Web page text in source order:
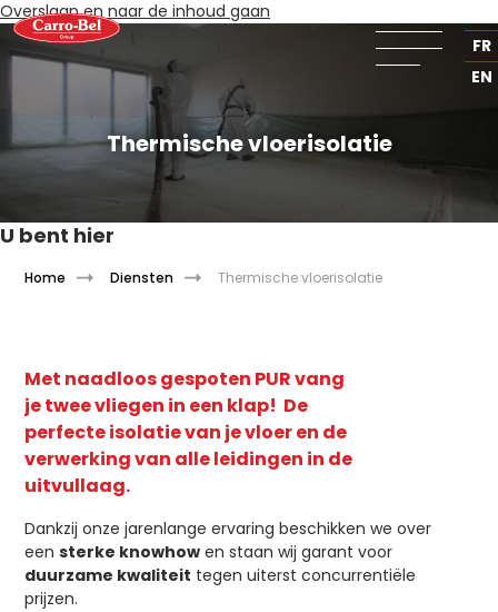
FR
EN
Overslaan en naar de inhoud gaan
Thermische vloerisolatie
U bent hier
Home Diensten Thermische vloerisolatie
Met naadloos gespoten PUR vang
je twee vliegen in een klap! De
perfecte isolatie van je vloer en de
verwerking van alle leidingen in de
uitvullaag.
Dankzij onze jarenlange ervaring beschikken we over
eensterke knowhow en staan wij garant voor
duurzame kwaliteit tegen uiterst concurrentiële
prijzen.